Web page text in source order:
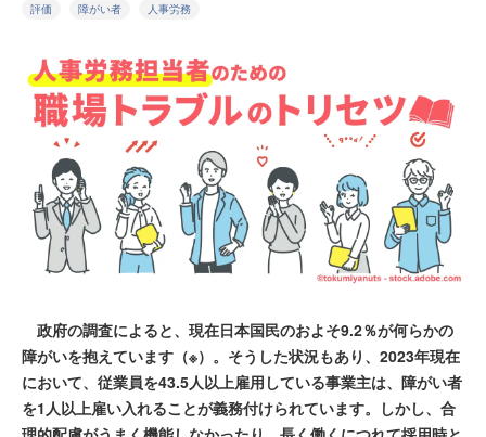
評価 障がい者 人事労務
政府の調査によると、現在日本国民のおよそ9.2％が何らかの
障がいを抱えています（※）。そうした状況もあり、2023年現在
において、従業員を43.5人以上雇用している事業主は、障がい者
を1人以上雇い入れることが義務付けられています。しかし、合